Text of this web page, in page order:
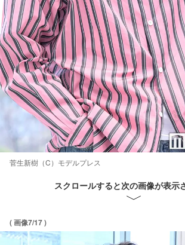
菅生新樹（C）モデルプレス
スクロールすると次の画像が表示
( 画像7/17 )